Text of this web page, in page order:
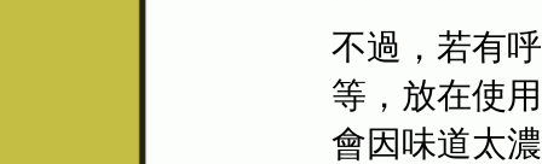
不過，若有
等，放在使
會因味道太